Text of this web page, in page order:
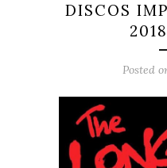
DISCOS
Posted